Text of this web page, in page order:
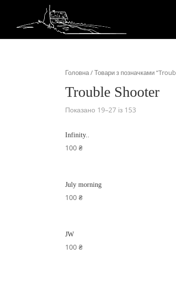
Головна/Товари з позначками
Trouble Shooter
Показано 19–27 із 153
Infinity..
100₴
July morning
100₴
JW
100₴